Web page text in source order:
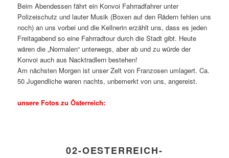
Beim Abendessen fährt ein Konvoi Fahrradfahrer unter
Polizeischutz und lauter Musik (Boxen auf den Rädern fehlen uns
noch) an uns vorbei und die Kellnerin erzählt uns, dass es jeden
Freitagabend so eine Fahrradtour durch die Stadt gibt. Heute
wären die „Normalen“ unterwegs, aber ab und zu würde der
Konvoi auch aus Nacktradlern bestehen!
Am nächsten Morgen ist unser Zelt von Franzosen umlagert. Ca.
50 Jugendliche waren nachts, unbemerkt von uns, angereist.
unsere Fotos zu Österreich:
02-OESTERREICH-